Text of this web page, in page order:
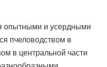
опытными и усердными
пчеловодством в
в центральной части